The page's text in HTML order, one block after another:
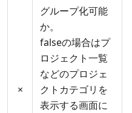
×
グループ化可能
か。
falseの場合はプ
ロジェクト一覧
などのプロジェ
クトカテゴリを
表示する画面に